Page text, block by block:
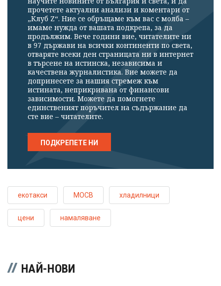
прочетете актуални анализи и коментари от
„Клуб Z“. Ние се обръщаме към вас с молба –
имаме нужда от вашата подкрепа, за да
продължим. Вече години вие, читателите ни
в 97 държави на всички континенти по света,
отваряте всеки ден страницата ни в интернет
в търсене на истинска, независима и
качествена журналистика. Вие можете да
допринесете за нашия стремеж към
истината, неприкривана от финансови
зависимости. Можете да помогнете
единственият поръчител на съдържание да
сте вие – читателите.
ПОДКРЕПЕТЕ НИ
екотакси МОСВ хладилници
цени намаляване
НАЙ-НОВИ